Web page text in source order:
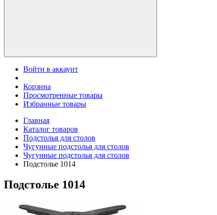
Войти в аккаунт
Корзина
Просмотренные товары
Избранные товары
Главная
Каталог товаров
Подстолья для столов
Чугунные подстолья для столов
Чугунные подстолья для столов
Подстолье 1014
Подстолье 1014